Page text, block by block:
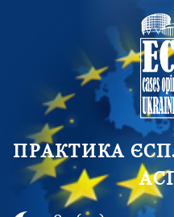
ПРАКТИКА